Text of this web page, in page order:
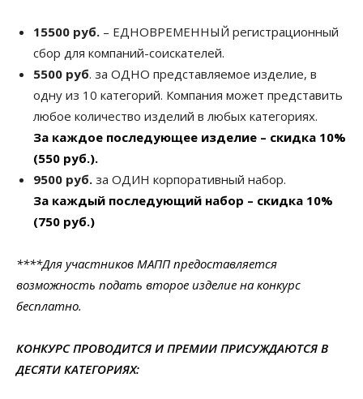
15500 руб. – ЕДНОВРЕМЕННЫЙ регистрационный
сбор для компаний-соискателей.
5500 руб. за ОДНО представляемое изделие, в
одну из 10 категорий. Компания может представить
любое количество изделий в любых категориях.
За каждое последующее изделие – скидка 10%
(550 руб.).
9500 руб. за ОДИН корпоративный набор.
За каждый последующий набор – скидка 10%
(750 руб.)
****Для участников МАПП предоставляется
возможность подать второе изделие на конкурс
бесплатно.
КОНКУРС ПРОВОДИТСЯ И ПРЕМИИ ПРИСУЖДАЮТСЯ В
ДЕСЯТИ КАТЕГОРИЯХ: